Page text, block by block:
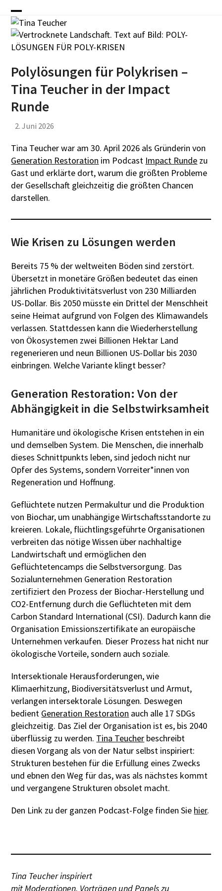
content
Open
mobile
menu
Close
mobile
menu
Polylösungen für Polykrisen –
Tina Teucher in der Impact
Runde
2. Juni 2026
Tina Teucher war am 30. April 2026 als Gründerin von
Generation Restoration im Podcast Impact Runde zu
Gast und erklärte dort, warum die größten Probleme
der Gesellschaft gleichzeitig die größten Chancen
darstellen.
Wie Krisen zu Lösungen werden
Bereits 75 % der weltweiten Böden sind zerstört.
Übersetzt in monetäre Größen bedeutet das einen
jährlichen Produktivitätsverlust von 230 Milliarden
US-Dollar. Bis 2050 müsste ein Drittel der Menschheit
seine Heimat aufgrund von Folgen des Klimawandels
verlassen. Stattdessen kann die Wiederherstellung
von Ökosystemen zwei Billionen Hektar Land
regenerieren und neun Billionen US-Dollar bis 2030
einbringen. Welche Variante klingt besser?
Generation Restoration: Von der
Abhängigkeit in die Selbstwirksamheit
Humanitäre und ökologische Krisen entstehen in ein
und demselben System. Die Menschen, die innerhalb
dieses Schnittpunkts leben, sind jedoch nicht nur
Opfer des Systems, sondern Vorreiter*innen von
Regeneration und Hoffnung.
Geflüchtete nutzen Permakultur und die Produktion
von Biochar, um unabhängige Wirtschaftsstandorte zu
kreieren. Lokale, flüchtlingsgeführte Organisationen
verbreiten das nötige Wissen über nachhaltige
Landwirtschaft und ermöglichen den
Geflüchtetencamps die Selbstversorgung. Das
Sozialunternehmen Generation Restoration
zertifiziert den Prozess der Biochar-Herstellung und
CO2-Entfernung durch die Geflüchteten mit dem
Carbon Standard International (CSI). Dadurch kann die
Organisation Emissionszertifikate an europäische
Unternehmen verkaufen. Dieser Prozess hat nicht nur
ökologische Vorteile, sondern auch soziale.
Intersektionale Herausforderungen, wie
Klimaerhitzung, Biodiversitätsverlust und Armut,
verlangen intersektorale Lösungen. Deswegen
bedient Generation Restoration auch alle 17 SDGs
gleichzeitig. Das Ziel der Organisation ist es, bis 2040
überflüssig zu werden. Tina Teucher beschreibt
diesen Vorgang als von der Natur selbst inspiriert:
Strukturen bestehen für die Erfüllung eines Zwecks
und ebnen den Weg für das, was als nächstes kommt
und vergangene Strukturen obsolet macht.
Den Link zu der ganzen Podcast-Folge finden Sie hier.
Tina Teucher inspiriert
mit Moderationen, Vorträgen und Panels zu